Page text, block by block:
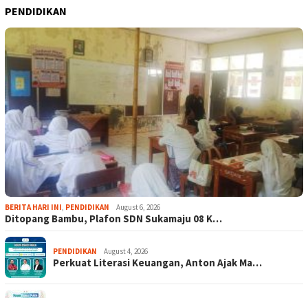
PENDIDIKAN
BERITA HARI INI PENDIDIKAN August 6, 2026
Ditopang Bambu, Plafon SDN Sukamaju 08 K…
PENDIDIKAN August 4, 2026
Perkuat Literasi Keuangan, Anton Ajak Ma…